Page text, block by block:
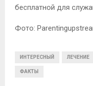
бесплатной для
Фото:
ИНТЕРЕСНЫЙ ЛЕЧЕНИЕ
ФАКТЫ